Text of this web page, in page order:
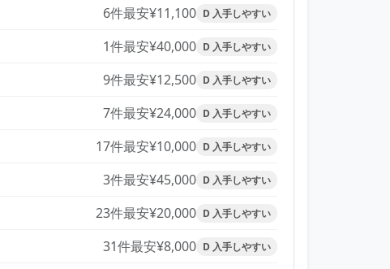
6件最安¥11,100 D 入手しやすい
1件最安¥40,000 D 入手しやすい
9件最安¥12,500 D 入手しやすい
7件最安¥24,000 D 入手しやすい
17件最安¥10,000 D 入手しやすい
3件最安¥45,000 D 入手しやすい
23件最安¥20,000 D 入手しやすい
31件最安¥8,000 D 入手しやすい